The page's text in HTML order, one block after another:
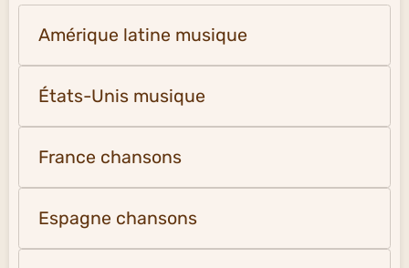
Amérique latine musique
États-Unis musique
France chansons
Espagne chansons